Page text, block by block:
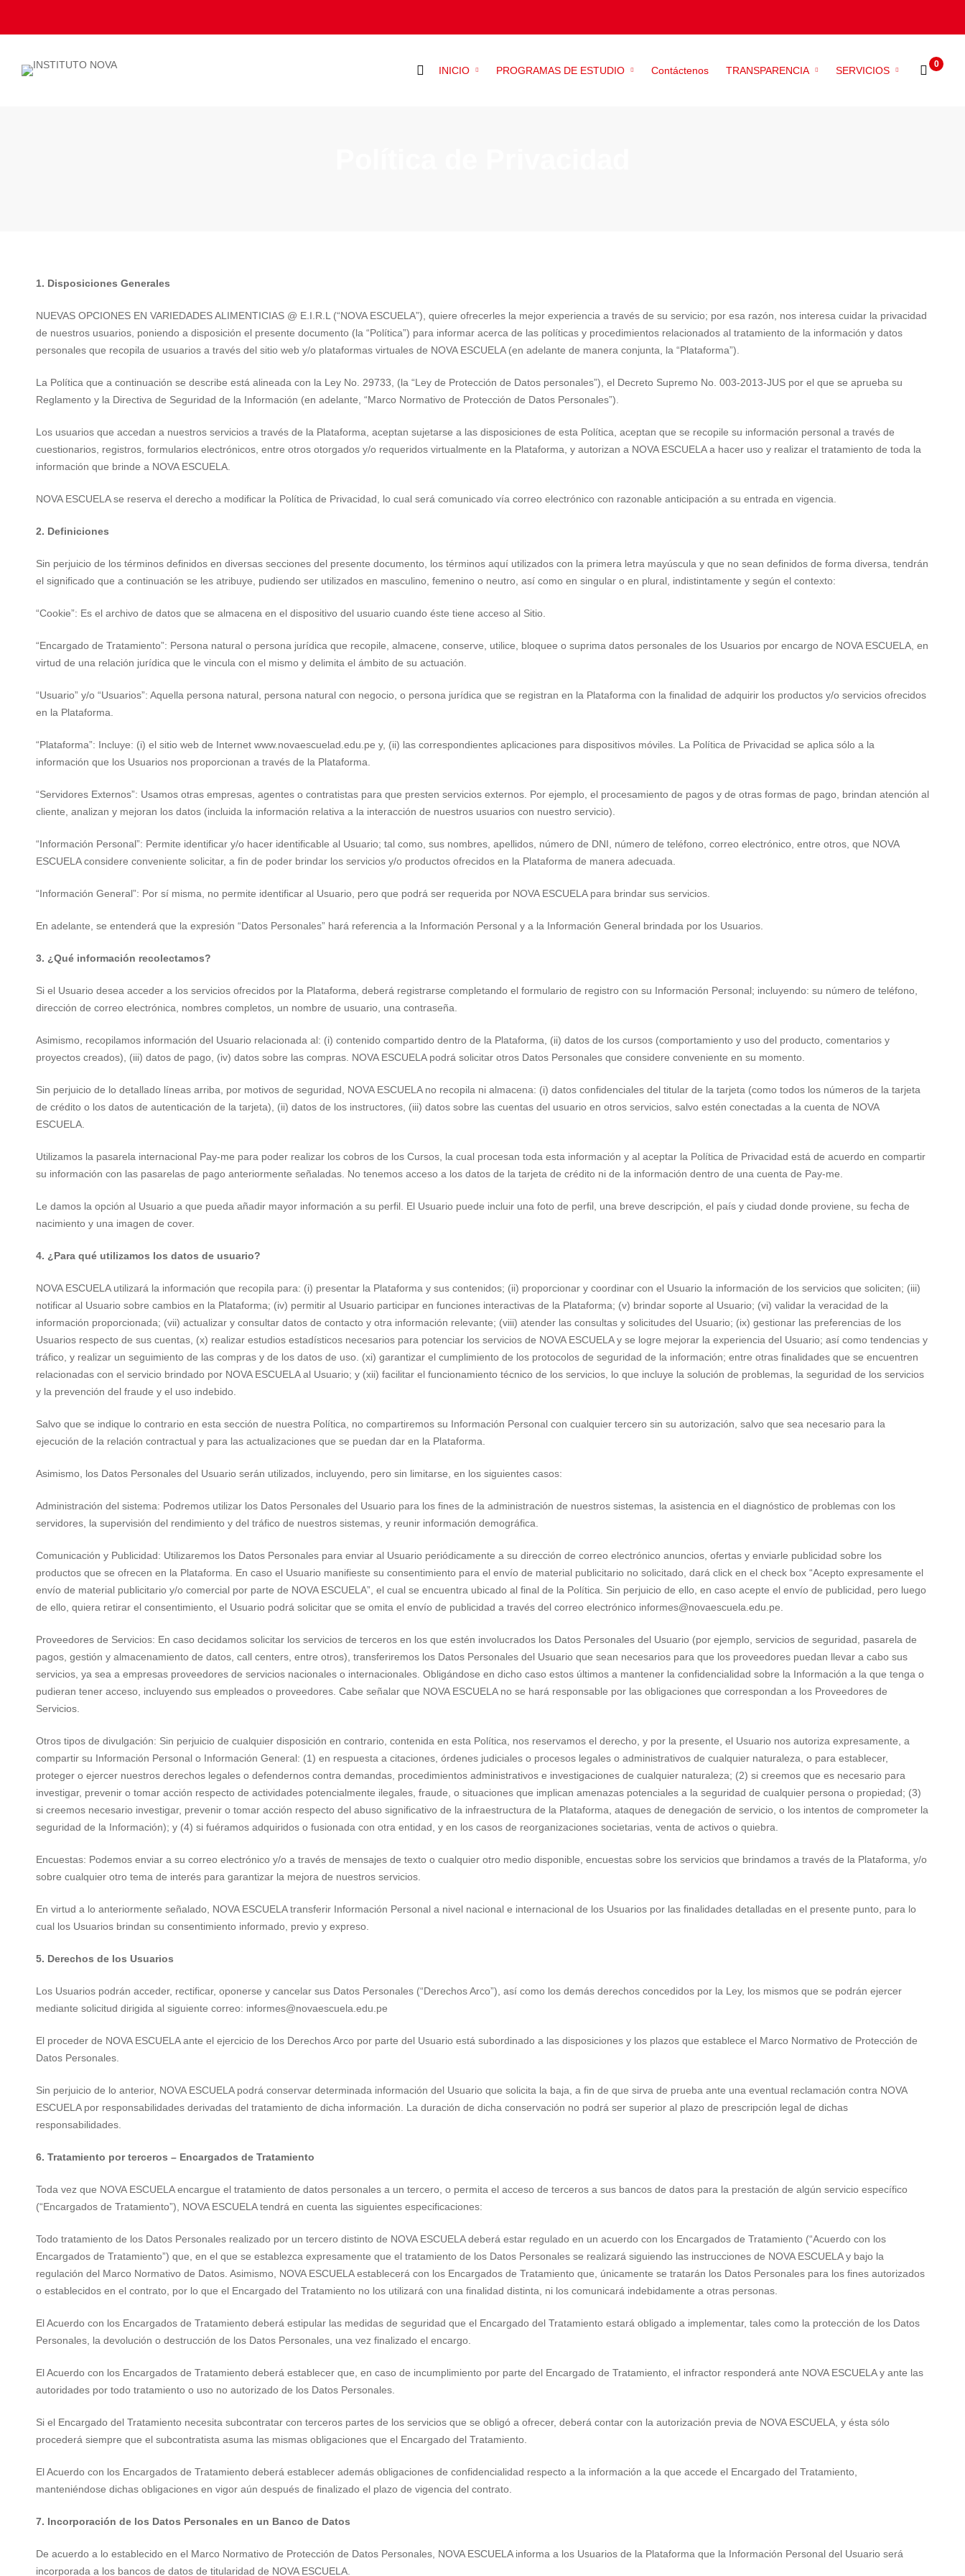
INICIO PROGRAMAS DE ESTUDIO Contáctenos TRANSPARENCIA SERVICIOS
Política
de
Privacidad
1. Disposiciones Generales
NUEVAS OPCIONES EN VARIEDADES ALIMENTICIAS @ E.I.R.L (“NOVA ESCUELA”), quiere ofrecerles la mejor experiencia a través de su servicio; por esa razón, nos interesa cuidar la privacidad
de nuestros usuarios, poniendo a disposición el presente documento (la “Política”) para informar acerca de las políticas y procedimientos relacionados al tratamiento de la información y datos
personales que recopila de usuarios a través del sitio web y/o plataformas virtuales de NOVA ESCUELA (en adelante de manera conjunta, la “Plataforma”).
La Política que a continuación se describe está alineada con la Ley No. 29733, (la “Ley de Protección de Datos personales”), el Decreto Supremo No. 003-2013-JUS por el que se aprueba su
Reglamento y la Directiva de Seguridad de la Información (en adelante, “Marco Normativo de Protección de Datos Personales”).
Los usuarios que accedan a nuestros servicios a través de la Plataforma, aceptan sujetarse a las disposiciones de esta Política, aceptan que se recopile su información personal a través de
cuestionarios, registros, formularios electrónicos, entre otros otorgados y/o requeridos virtualmente en la Plataforma, y autorizan a NOVA ESCUELA a hacer uso y realizar el tratamiento de toda la
información que brinde a NOVA ESCUELA.
NOVA ESCUELA se reserva el derecho a modificar la Política de Privacidad, lo cual será comunicado vía correo electrónico con razonable anticipación a su entrada en vigencia.
2. Definiciones
Sin perjuicio de los términos definidos en diversas secciones del presente documento, los términos aquí utilizados con la primera letra mayúscula y que no sean definidos de forma diversa, tendrán
el significado que a continuación se les atribuye, pudiendo ser utilizados en masculino, femenino o neutro, así como en singular o en plural, indistintamente y según el contexto:
“Cookie”: Es el archivo de datos que se almacena en el dispositivo del usuario cuando éste tiene acceso al Sitio.
“Encargado de Tratamiento”: Persona natural o persona jurídica que recopile, almacene, conserve, utilice, bloquee o suprima datos personales de los Usuarios por encargo de NOVA ESCUELA, en
virtud de una relación jurídica que le vincula con el mismo y delimita el ámbito de su actuación.
“Usuario” y/o “Usuarios”: Aquella persona natural, persona natural con negocio, o persona jurídica que se registran en la Plataforma con la finalidad de adquirir los productos y/o servicios ofrecidos
en la Plataforma.
“Plataforma”: Incluye: (i) el sitio web de Internet www.novaescuelad.edu.pe y, (ii) las correspondientes aplicaciones para dispositivos móviles. La Política de Privacidad se aplica sólo a la
información que los Usuarios nos proporcionan a través de la Plataforma.
“Servidores Externos”: Usamos otras empresas, agentes o contratistas para que presten servicios externos. Por ejemplo, el procesamiento de pagos y de otras formas de pago, brindan atención al
cliente, analizan y mejoran los datos (incluida la información relativa a la interacción de nuestros usuarios con nuestro servicio).
“Información Personal”: Permite identificar y/o hacer identificable al Usuario; tal como, sus nombres, apellidos, número de DNI, número de teléfono, correo electrónico, entre otros, que NOVA
ESCUELA considere conveniente solicitar, a fin de poder brindar los servicios y/o productos ofrecidos en la Plataforma de manera adecuada.
“Información General”: Por sí misma, no permite identificar al Usuario, pero que podrá ser requerida por NOVA ESCUELA para brindar sus servicios.
En adelante, se entenderá que la expresión “Datos Personales” hará referencia a la Información Personal y a la Información General brindada por los Usuarios.
3. ¿Qué información recolectamos?
Si el Usuario desea acceder a los servicios ofrecidos por la Plataforma, deberá registrarse completando el formulario de registro con su Información Personal; incluyendo: su número de teléfono,
dirección de correo electrónica, nombres completos, un nombre de usuario, una contraseña.
Asimismo, recopilamos información del Usuario relacionada al: (i) contenido compartido dentro de la Plataforma, (ii) datos de los cursos (comportamiento y uso del producto, comentarios y
proyectos creados), (iii) datos de pago, (iv) datos sobre las compras. NOVA ESCUELA podrá solicitar otros Datos Personales que considere conveniente en su momento.
Sin perjuicio de lo detallado líneas arriba, por motivos de seguridad, NOVA ESCUELA no recopila ni almacena: (i) datos confidenciales del titular de la tarjeta (como todos los números de la tarjeta
de crédito o los datos de autenticación de la tarjeta), (ii) datos de los instructores, (iii) datos sobre las cuentas del usuario en otros servicios, salvo estén conectadas a la cuenta de NOVA
ESCUELA.
Utilizamos la pasarela internacional Pay-me para poder realizar los cobros de los Cursos, la cual procesan toda esta información y al aceptar la Política de Privacidad está de acuerdo en compartir
su información con las pasarelas de pago anteriormente señaladas. No tenemos acceso a los datos de la tarjeta de crédito ni de la información dentro de una cuenta de Pay-me.
Le damos la opción al Usuario a que pueda añadir mayor información a su perfil. El Usuario puede incluir una foto de perfil, una breve descripción, el país y ciudad donde proviene, su fecha de
nacimiento y una imagen de cover.
4. ¿Para qué utilizamos los datos de usuario?
NOVA ESCUELA utilizará la información que recopila para: (i) presentar la Plataforma y sus contenidos; (ii) proporcionar y coordinar con el Usuario la información de los servicios que soliciten; (iii)
notificar al Usuario sobre cambios en la Plataforma; (iv) permitir al Usuario participar en funciones interactivas de la Plataforma; (v) brindar soporte al Usuario; (vi) validar la veracidad de la
información proporcionada; (vii) actualizar y consultar datos de contacto y otra información relevante; (viii) atender las consultas y solicitudes del Usuario; (ix) gestionar las preferencias de los
Usuarios respecto de sus cuentas, (x) realizar estudios estadísticos necesarios para potenciar los servicios de NOVA ESCUELA y se logre mejorar la experiencia del Usuario; así como tendencias y
tráfico, y realizar un seguimiento de las compras y de los datos de uso. (xi) garantizar el cumplimiento de los protocolos de seguridad de la información; entre otras finalidades que se encuentren
relacionadas con el servicio brindado por NOVA ESCUELA al Usuario; y (xii) facilitar el funcionamiento técnico de los servicios, lo que incluye la solución de problemas, la seguridad de los servicios
y la prevención del fraude y el uso indebido.
Salvo que se indique lo contrario en esta sección de nuestra Política, no compartiremos su Información Personal con cualquier tercero sin su autorización, salvo que sea necesario para la
ejecución de la relación contractual y para las actualizaciones que se puedan dar en la Plataforma.
Asimismo, los Datos Personales del Usuario serán utilizados, incluyendo, pero sin limitarse, en los siguientes casos:
Administración del sistema: Podremos utilizar los Datos Personales del Usuario para los fines de la administración de nuestros sistemas, la asistencia en el diagnóstico de problemas con los
servidores, la supervisión del rendimiento y del tráfico de nuestros sistemas, y reunir información demográfica.
Comunicación y Publicidad: Utilizaremos los Datos Personales para enviar al Usuario periódicamente a su dirección de correo electrónico anuncios, ofertas y enviarle publicidad sobre los
productos que se ofrecen en la Plataforma. En caso el Usuario manifieste su consentimiento para el envío de material publicitario no solicitado, dará click en el check box “Acepto expresamente el
envío de material publicitario y/o comercial por parte de NOVA ESCUELA”, el cual se encuentra ubicado al final de la Política. Sin perjuicio de ello, en caso acepte el envío de publicidad, pero luego
de ello, quiera retirar el consentimiento, el Usuario podrá solicitar que se omita el envío de publicidad a través del correo electrónico informes@novaescuela.edu.pe.
Proveedores de Servicios: En caso decidamos solicitar los servicios de terceros en los que estén involucrados los Datos Personales del Usuario (por ejemplo, servicios de seguridad, pasarela de
pagos, gestión y almacenamiento de datos, call centers, entre otros), transferiremos los Datos Personales del Usuario que sean necesarios para que los proveedores puedan llevar a cabo sus
servicios, ya sea a empresas proveedores de servicios nacionales o internacionales. Obligándose en dicho caso estos últimos a mantener la confidencialidad sobre la Información a la que tenga o
pudieran tener acceso, incluyendo sus empleados o proveedores. Cabe señalar que NOVA ESCUELA no se hará responsable por las obligaciones que correspondan a los Proveedores de
Servicios.
Otros tipos de divulgación: Sin perjuicio de cualquier disposición en contrario, contenida en esta Política, nos reservamos el derecho, y por la presente, el Usuario nos autoriza expresamente, a
compartir su Información Personal o Información General: (1) en respuesta a citaciones, órdenes judiciales o procesos legales o administrativos de cualquier naturaleza, o para establecer,
proteger o ejercer nuestros derechos legales o defendernos contra demandas, procedimientos administrativos e investigaciones de cualquier naturaleza; (2) si creemos que es necesario para
investigar, prevenir o tomar acción respecto de actividades potencialmente ilegales, fraude, o situaciones que implican amenazas potenciales a la seguridad de cualquier persona o propiedad; (3)
si creemos necesario investigar, prevenir o tomar acción respecto del abuso significativo de la infraestructura de la Plataforma, ataques de denegación de servicio, o los intentos de comprometer la
seguridad de la Información); y (4) si fuéramos adquiridos o fusionada con otra entidad, y en los casos de reorganizaciones societarias, venta de activos o quiebra.
Encuestas: Podemos enviar a su correo electrónico y/o a través de mensajes de texto o cualquier otro medio disponible, encuestas sobre los servicios que brindamos a través de la Plataforma, y/o
sobre cualquier otro tema de interés para garantizar la mejora de nuestros servicios.
En virtud a lo anteriormente señalado, NOVA ESCUELA transferir Información Personal a nivel nacional e internacional de los Usuarios por las finalidades detalladas en el presente punto, para lo
cual los Usuarios brindan su consentimiento informado, previo y expreso.
5. Derechos de los Usuarios
Los Usuarios podrán acceder, rectificar, oponerse y cancelar sus Datos Personales (“Derechos Arco”), así como los demás derechos concedidos por la Ley, los mismos que se podrán ejercer
mediante solicitud dirigida al siguiente correo: informes@novaescuela.edu.pe
El proceder de NOVA ESCUELA ante el ejercicio de los Derechos Arco por parte del Usuario está subordinado a las disposiciones y los plazos que establece el Marco Normativo de Protección de
Datos Personales.
Sin perjuicio de lo anterior, NOVA ESCUELA podrá conservar determinada información del Usuario que solicita la baja, a fin de que sirva de prueba ante una eventual reclamación contra NOVA
ESCUELA por responsabilidades derivadas del tratamiento de dicha información. La duración de dicha conservación no podrá ser superior al plazo de prescripción legal de dichas
responsabilidades.
6. Tratamiento por terceros – Encargados de Tratamiento
Toda vez que NOVA ESCUELA encargue el tratamiento de datos personales a un tercero, o permita el acceso de terceros a sus bancos de datos para la prestación de algún servicio específico
(“Encargados de Tratamiento”), NOVA ESCUELA tendrá en cuenta las siguientes especificaciones:
Todo tratamiento de los Datos Personales realizado por un tercero distinto de NOVA ESCUELA deberá estar regulado en un acuerdo con los Encargados de Tratamiento (“Acuerdo con los
Encargados de Tratamiento”) que, en el que se establezca expresamente que el tratamiento de los Datos Personales se realizará siguiendo las instrucciones de NOVA ESCUELA y bajo la
regulación del Marco Normativo de Datos. Asimismo, NOVA ESCUELA establecerá con los Encargados de Tratamiento que, únicamente se tratarán los Datos Personales para los fines autorizados
o establecidos en el contrato, por lo que el Encargado del Tratamiento no los utilizará con una finalidad distinta, ni los comunicará indebidamente a otras personas.
El Acuerdo con los Encargados de Tratamiento deberá estipular las medidas de seguridad que el Encargado del Tratamiento estará obligado a implementar, tales como la protección de los Datos
Personales, la devolución o destrucción de los Datos Personales, una vez finalizado el encargo.
El Acuerdo con los Encargados de Tratamiento deberá establecer que, en caso de incumplimiento por parte del Encargado de Tratamiento, el infractor responderá ante NOVA ESCUELA y ante las
autoridades por todo tratamiento o uso no autorizado de los Datos Personales.
Si el Encargado del Tratamiento necesita subcontratar con terceros partes de los servicios que se obligó a ofrecer, deberá contar con la autorización previa de NOVA ESCUELA, y ésta sólo
procederá siempre que el subcontratista asuma las mismas obligaciones que el Encargado del Tratamiento.
El Acuerdo con los Encargados de Tratamiento deberá establecer además obligaciones de confidencialidad respecto a la información a la que accede el Encargado del Tratamiento,
manteniéndose dichas obligaciones en vigor aún después de finalizado el plazo de vigencia del contrato.
7. Incorporación de los Datos Personales en un Banco de Datos
De acuerdo a lo establecido en el Marco Normativo de Protección de Datos Personales, NOVA ESCUELA informa a los Usuarios de la Plataforma que la Información Personal del Usuario será
incorporada a los bancos de datos de titularidad de NOVA ESCUELA.